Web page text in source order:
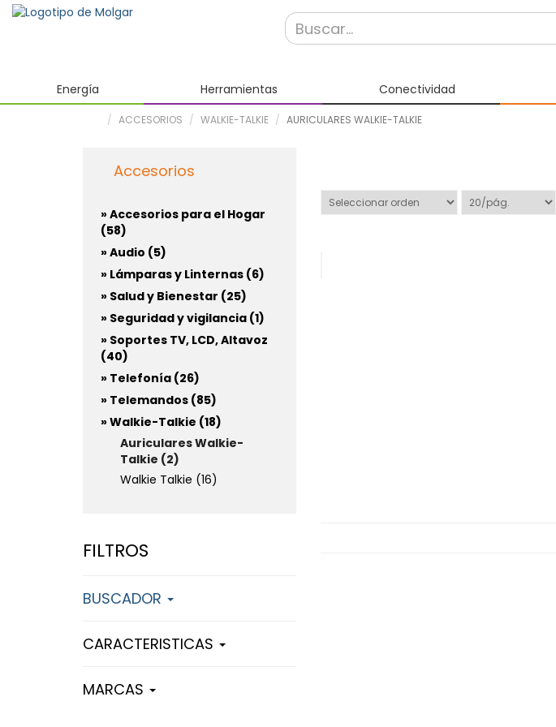
Energía Herramientas Conectividad
ACCESORIOS WALKIE-TALKIE AURICULARES WALKIE-TALKIE
Accesorios
» Accesorios para el Hogar
(58)
» Audio (5)
» Lámparas y Linternas (6)
» Salud y Bienestar (25)
» Seguridad y vigilancia (1)
» Soportes TV, LCD, Altavoz
(40)
» Telefonía (26)
» Telemandos (85)
» Walkie-Talkie (18)
Auriculares Walkie-
Talkie (2)
Walkie Talkie (16)
FILTROS
BUSCADOR
CARACTERISTICAS
MARCAS